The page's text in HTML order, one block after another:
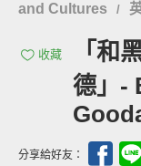
and Cultures
/
收藏
「和
德」-
分享給好友：